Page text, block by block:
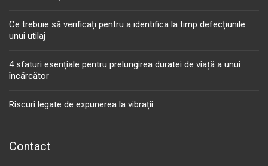
Ce trebuie să verificați pentru a identifica la timp defecțiunile
unui utilaj
4 sfaturi esențiale pentru prelungirea duratei de viață a unui
încărcător
Riscuri legate de expunerea la vibrații
Contact